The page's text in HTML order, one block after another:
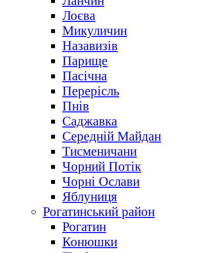
Лоєва
Микуличин
Назавизів
Парище
Пасічна
Перерісль
Пнів
Саджавка
Середній Майдан
Тисменичани
Чорний Потік
Чорні Ослави
Яблуниця
Рогатинський район
Рогатин
Конюшки